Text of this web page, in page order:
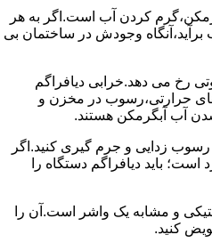
کردن آب است.اگر به هر
برآید،آنگاه وجودش در ساختمان بی
رخ می دهد.خرابی دیافراگم
حرارتی،رسوب در مخزن و
آب آبگرمکن هستند.
زدایی و جرم گیری کنید.اگر
باید دیافراگم دستگاه را
و مشابه یک واشر است.آن را
کنید.